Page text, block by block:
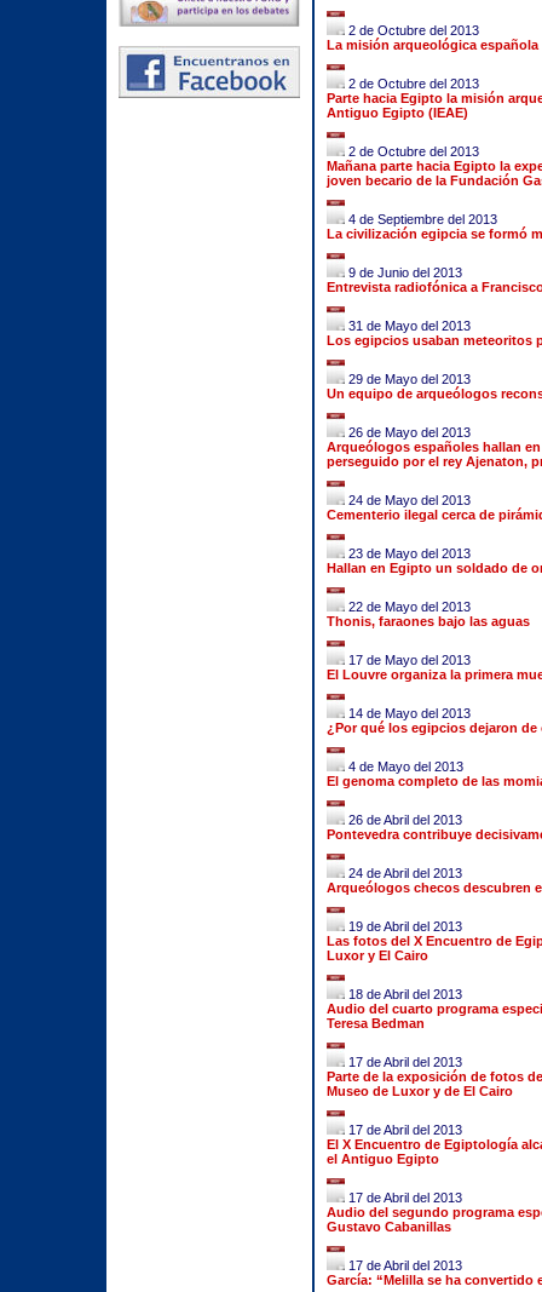
2 de Octubre del 2013
La misión arqueológica
2 de Octubre del 2013
Parte hacia Egipto la misión
Antiguo Egipto (IEAE)
2 de Octubre del 2013
Mañana parte hacia Egipto la
joven becario de la Fundación
4 de Septiembre del 2013
La civilización egipcia se formó
9 de Junio del 2013
Entrevista radiofónica a
31 de Mayo del 2013
Los egipcios usaban meteoritos
29 de Mayo del 2013
Un equipo de arqueólogos
26 de Mayo del 2013
Arqueólogos españoles hallan
perseguido por el rey Ajenaton,
24 de Mayo del 2013
Cementerio ilegal cerca de
23 de Mayo del 2013
Hallan en Egipto un soldado de
22 de Mayo del 2013
Thonis, faraones bajo las aguas
17 de Mayo del 2013
El Louvre organiza la primera
14 de Mayo del 2013
¿Por qué los egipcios dejaron
4 de Mayo del 2013
El genoma completo de las
26 de Abril del 2013
Pontevedra contribuye
24 de Abril del 2013
Arqueólogos checos descubren
19 de Abril del 2013
Las fotos del X Encuentro de
Luxor y El Cairo
18 de Abril del 2013
Audio del cuarto programa
Teresa Bedman
17 de Abril del 2013
Parte de la exposición de fotos
Museo de Luxor y de El Cairo
17 de Abril del 2013
El X Encuentro de Egiptología
el Antiguo Egipto
17 de Abril del 2013
Audio del segundo programa
Gustavo Cabanillas
17 de Abril del 2013
García: “Melilla se ha